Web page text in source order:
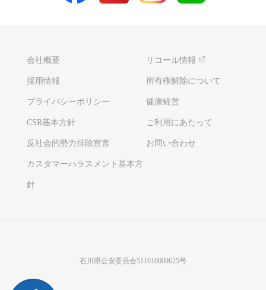
会社概要 リコール情報
採用情報 所有権解除について
プライバシーポリシー 健康経営
CSR基本方針 ご利用にあたって
反社会的勢力排除宣言 お問い合わせ
カスタマーハラスメント基本方
針
石川県公安委員会511010009625号